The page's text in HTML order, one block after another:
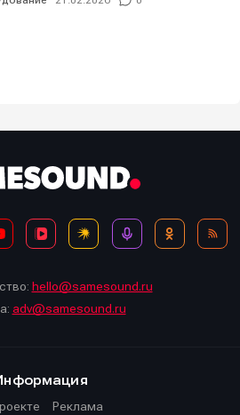
hello@samesound.ru
adv@samesound.ru
Реклама